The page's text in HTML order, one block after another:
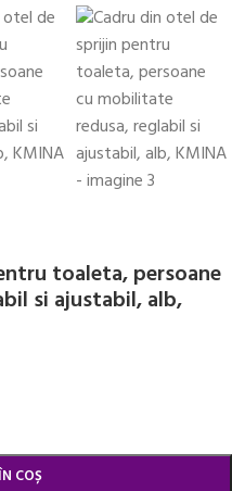
toaleta, persoane
si ajustabil, alb,
COȘ